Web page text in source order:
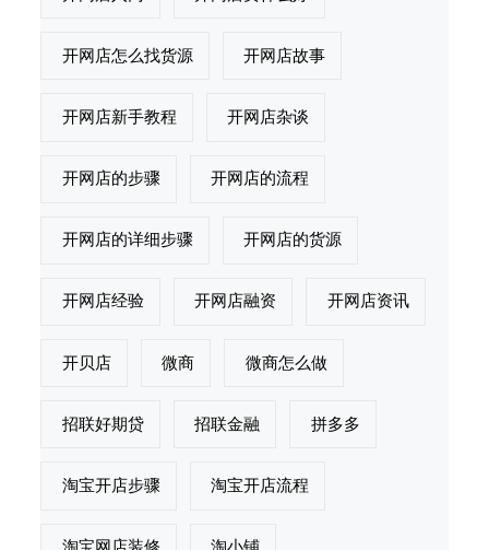
开网店怎么找货源 开网店故事
开网店新手教程 开网店杂谈
开网店的步骤 开网店的流程
开网店的详细步骤 开网店的货源
开网店经验 开网店融资 开网店资讯
开贝店 微商 微商怎么做
招联好期贷 招联金融 拼多多
淘宝开店步骤 淘宝开店流程